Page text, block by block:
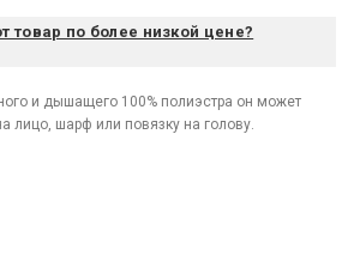
товар по более низкой цене?
и дышащего 100% полиэстра он может
лицо, шарф или повязку на голову.